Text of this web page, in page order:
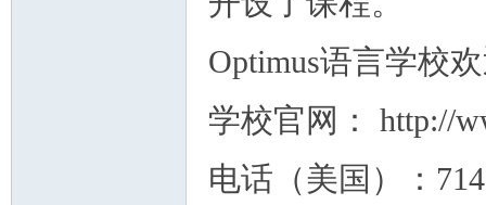
Optimus语言学校
学校官网： http://
电话（美国）：